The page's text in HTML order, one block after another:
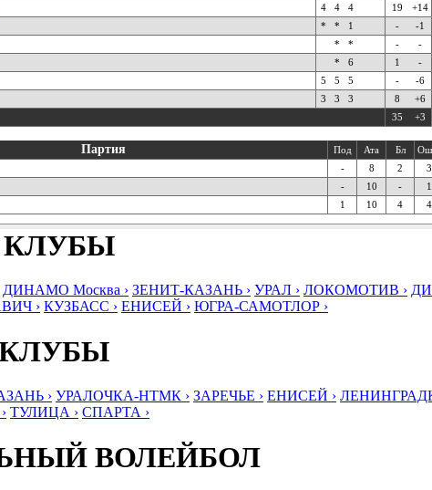
4 4 4 19 +14
* * 1 - -1
* * - -
* 6 1 -
5 5 5 - -6
3 3 3 8 +6
35 +3
Партия Под Ата Бл
- 8 2 3
- 10 - 1
1 10 4 4
ДИНАМО Москва › ЗЕНИТ-КАЗАНЬ › УРАЛ › ЛОКОМОТИВ ›
› КУЗБАСС › ЕНИСЕЙ › ЮГРА-САМОТЛОР ›
› УРАЛОЧКА-НТМК › ЗАРЕЧЬЕ › ЕНИСЕЙ ›
ТУЛИЦА › СПАРТА ›
ВОЛЕЙБОЛ